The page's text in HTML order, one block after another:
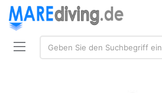
Suche:
Geben Sie den Suchbegriff ein